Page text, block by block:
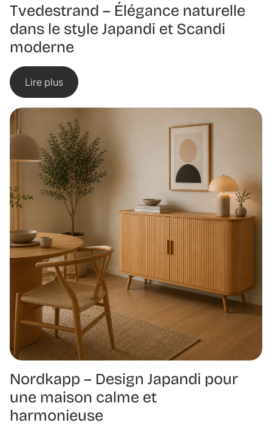
Tvedestrand – Élégance naturelle
dans le style Japandi et Scandi
moderne
Lire plus
Nordkapp – Design Japandi pour
une maison calme et
harmonieuse